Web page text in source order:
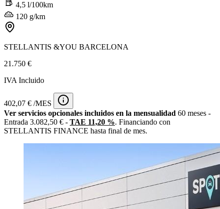
4,5 l/100km
120 g/km
STELLANTIS &YOU BARCELONA
21.750 €
IVA Incluido
402,07 € /MES
Ver servicios opcionales incluidos en la mensualidad 60 meses -
Entrada 3.082,50 € - TAE 11,20 %. Financiando con
STELLANTIS FINANCE hasta final de mes.